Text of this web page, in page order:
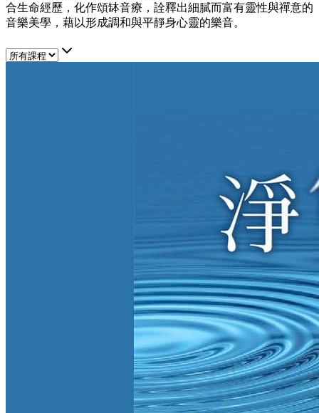
合生命經歷，化作頌缽音療，詮釋出細膩而富有靈性與禪意的
音樂美學，藉以形成調和與平靜身心靈的樂音。